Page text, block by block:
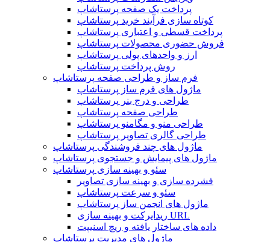
پرداخت یک صفحه پرستاشاپ
کوتاه سازی فرآیند خرید پرستاشاپ
پرداخت قسطی و اعتباری پرستاشاپ
فروش حضوری محصولات پرستاشاپ
ارز و واحدهای پولی پرستاشاپ
روش پرداخت پرستاشاپ
فرم ساز و طراحی صفحه پرستاشاپ
ماژول های فرم ساز پرستاشاپ
طراحی و درج بنر پرستاشاپ
طراحی صفحه پرستاشاپ
طراحی منو و مگامنو پرستاشاپ
طراحی گالری تصاویر پرستاشاپ
ماژول های چند فروشندگی پرستاشاپ
ماژول های پیمایش و جستجوی پرستاشاپ
سئو و بهینه سازی پرستاشاپ
فشرده سازی و بهینه سازی تصاویر
سئو و سرعت پرستاشاپ
ماژول های انجمن ساز پرستاشاپ
ریدایرکت و بهینه سازی URL
داده های ساختار یافته و ریچ اسنیپت
ماژول های مدیریت پرستاشاپ